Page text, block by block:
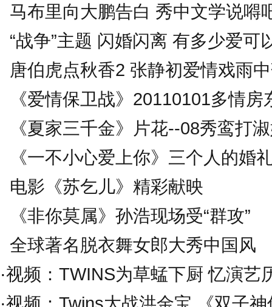
马布里向大鹏告白 秀中文学说嘚
“战争”主题 闪婚闪离 有多少爱可
唐伯虎点秋香2 张静初爱情戏雨
《爱情保卫战》20110101多情房
《夏家三千金》片花--08秀鸾打
《一不小心爱上你》三个人的婚
电影《苏乞儿》精彩献映
《非你莫属》孙浩现场受“群攻”
全球著名脱衣舞女郎大秀中国风
·视频：TWINS为草蜢下厨 忆演艺
·视频：Twins大战洪金宝 《双子